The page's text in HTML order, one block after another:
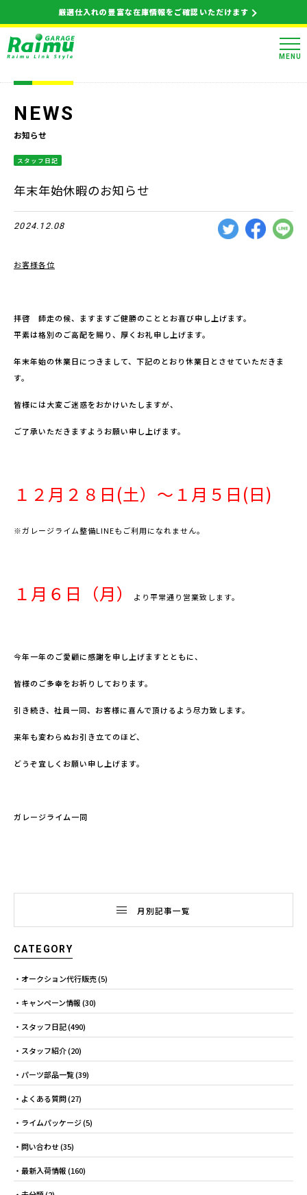
厳選仕入れの豊富な在庫情報をご確認いただけます
MENU
NEWS
お知らせ
スタッフ日記
年末年始休暇のお知らせ
2024.12.08
お客様各位
拝啓 師走の候、ますますご健勝のこととお喜び申し上げます。
平素は格別のご高配を賜り、厚くお礼申し上げます。
年末年始の休業日につきまして、下記のとおり休業日とさせていただきま
す。
皆様には大変ご迷惑をおかけいたしますが、
ご了承いただきますようお願い申し上げます。
１２月２８日(土）～１月５日(日)
※ガレージライム整備LINEもご利用になれません。
１月６日（月） より平常通り営業致します。
今年一年のご愛顧に感謝を申し上げますとともに、
皆様のご多幸をお祈りしております。
引き続き、社員一同、お客様に喜んで頂けるよう尽力致します。
来年も変わらぬお引き立てのほど、
どうぞ宜しくお願い申し上げます。
ガレージライム一同
月別記事一覧
CATEGORY
オークション代行販売(5)
キャンペーン情報(30)
スタッフ日記(490)
スタッフ紹介(20)
パーツ部品一覧(39)
よくある質問(27)
ライムパッケージ(5)
問い合わせ(35)
最新入荷情報(160)